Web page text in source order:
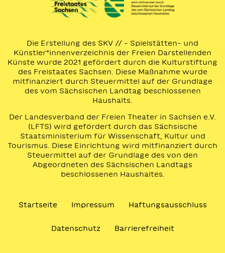
Die Erstellung des SKV // – Spielstätten- und
Künstler*innenverzeichnis der Freien Darstellenden
Künste wurde 2021 gefördert durch die Kulturstiftung
des Freistaates Sachsen. Diese Maßnahme wurde
mitfinanziert durch Steuermittel auf der Grundlage
des vom Sächsischen Landtag beschlossenen
Haushalts.
Der Landesverband der Freien Theater in Sachsen e.V.
(LFTS) wird gefördert durch das Sächsische
Staatsministerium für Wissenschaft, Kultur und
Tourismus. Diese Einrichtung wird mitfinanziert durch
Steuermittel auf der Grundlage des von den
Abgeordneten des Sächsischen Landtags
beschlossenen Haushaltes.
Startseite Impressum Haftungsausschluss
Datenschutz Barrierefreiheit